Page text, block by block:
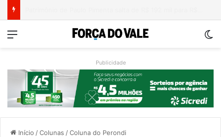
Menu
Publicidade
Início /Colunas /Coluna do Perondi